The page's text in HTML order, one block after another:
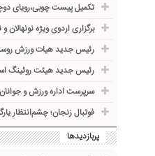
تکمیل پیست چوبی،رویای
برگزاری اردوی ویژه
رئیس جدید هیات ورزش
رئیس جدید هیئت روئینگ
سرپرست اداره ورزش و
فوتبال زنجان؛ چشم‌انتظار
پربازدیدها